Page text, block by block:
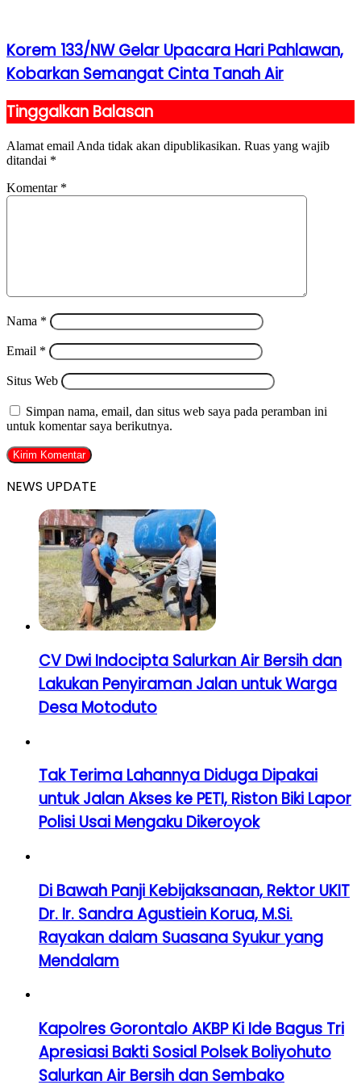
Korem 133/NW Gelar Upacara Hari Pahlawan,
Kobarkan Semangat Cinta Tanah Air
Tinggalkan Balasan
Alamat email Anda tidak akan dipublikasikan. Ruas yang wajib
ditandai *
Komentar *
Nama *
Email *
Situs Web
Simpan nama, email, dan situs web saya pada peramban ini
untuk komentar saya berikutnya.
NEWS UPDATE
CV Dwi Indocipta Salurkan Air Bersih dan
Lakukan Penyiraman Jalan untuk Warga
Desa Motoduto
Tak Terima Lahannya Diduga Dipakai
untuk Jalan Akses ke PETI, Riston Biki Lapor
Polisi Usai Mengaku Dikeroyok
Di Bawah Panji Kebijaksanaan, Rektor UKIT
Dr. Ir. Sandra Agustiein Korua, M.Si.
Rayakan dalam Suasana Syukur yang
Mendalam
Kapolres Gorontalo AKBP Ki Ide Bagus Tri
Apresiasi Bakti Sosial Polsek Boliyohuto
Salurkan Air Bersih dan Sembako